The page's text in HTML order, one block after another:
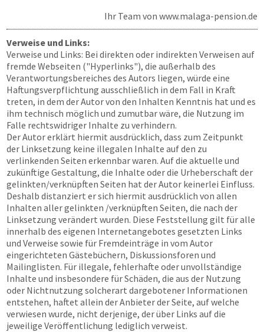
Ihr Team von www.malaga-pension.de
Verweise und Links:
Verweise und Links: Bei direkten oder indirekten Verweisen auf
fremde Webseiten ("Hyperlinks"), die außerhalb des
Verantwortungsbereiches des Autors liegen, würde eine
Haftungsverpflichtung ausschließlich in dem Fall in Kraft
treten, in dem der Autor von den Inhalten Kenntnis hat und es
ihm technisch möglich und zumutbar wäre, die Nutzung im
Falle rechtswidriger Inhalte zu verhindern.
Der Autor erklärt hiermit ausdrücklich, dass zum Zeitpunkt
der Linksetzung keine illegalen Inhalte auf den zu
verlinkenden Seiten erkennbar waren. Auf die aktuelle und
zukünftige Gestaltung, die Inhalte oder die Urheberschaft der
gelinkten/verknüpften Seiten hat der Autor keinerlei Einfluss.
Deshalb distanziert er sich hiermit ausdrücklich von allen
Inhalten aller gelinkten /verknüpften Seiten, die nach der
Linksetzung verändert wurden. Diese Feststellung gilt für alle
innerhalb des eigenen Internetangebotes gesetzten Links
und Verweise sowie für Fremdeinträge in vom Autor
eingerichteten Gästebüchern, Diskussionsforen und
Mailinglisten. Für illegale, fehlerhafte oder unvollständige
Inhalte und insbesondere für Schäden, die aus der Nutzung
oder Nichtnutzung solcherart dargebotener Informationen
entstehen, haftet allein der Anbieter der Seite, auf welche
verwiesen wurde, nicht derjenige, der über Links auf die
jeweilige Veröffentlichung lediglich verweist.